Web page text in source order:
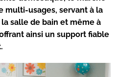
multi-usages, servant à la
salle de bain et même à
ainsi un support fiable